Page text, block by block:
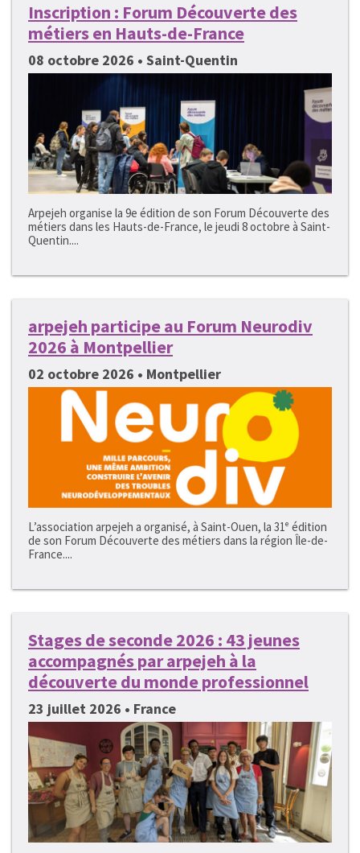
Inscription : Forum Découverte des
métiers en Hauts-de-France
08 octobre 2026 • Saint-Quentin
Arpejeh organise la 9e édition de son Forum Découverte des
métiers dans les Hauts-de-France, le jeudi 8 octobre à Saint-
Quentin....
arpejeh participe au Forum Neurodiv
2026 à Montpellier
02 octobre 2026 • Montpellier
L’association arpejeh a organisé, à Saint-Ouen, la 31ᵉ édition
de son Forum Découverte des métiers dans la région Île-de-
France....
Stages de seconde 2026 : 43 jeunes
accompagnés par arpejeh à la
découverte du monde professionnel
23 juillet 2026 • France